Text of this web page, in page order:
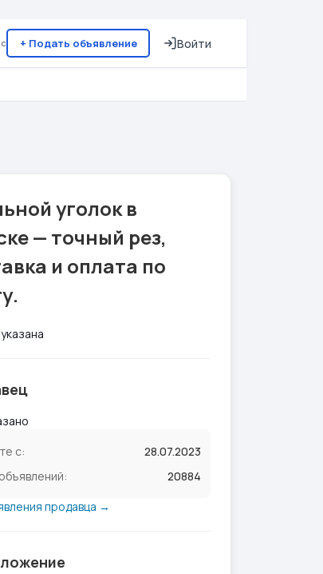
+ Подать объявление Войти
уголок в
— точный рез,
и оплата по
с:
28.07.2023
20884
продавца →